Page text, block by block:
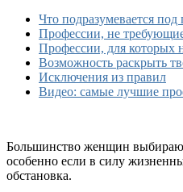
Что подразумевается
Профессии, не
Профессии, для которых
Возможность раскрыть
Исключения из правил
Видео: самые лучшие
Большинство женщин выбирают
особенно если в силу
обстановка.